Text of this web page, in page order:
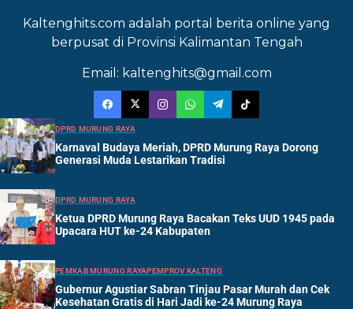
Kaltenghits.com adalah portal berita online yang
berpusat di Provinsi Kalimantan Tengah
Email: kaltenghits@gmail.com
DPRD MURUNG RAYA
Karnaval Budaya Meriah, DPRD Murung Raya Dorong
Generasi Muda Lestarikan Tradisi
DPRD MURUNG RAYA
Ketua DPRD Murung Raya Bacakan Teks UUD 1945 pada
Upacara HUT ke-24 Kabupaten
PEMKAB MURUNG RAYAPEMPROV KALTENG
Gubernur Agustiar Sabran Tinjau Pasar Murah dan Cek
Kesehatan Gratis di Hari Jadi ke-24 Murung Raya